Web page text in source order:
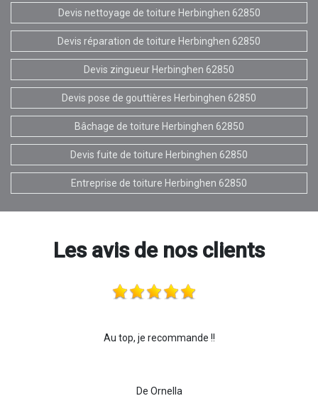
Devis nettoyage de toiture Herbinghen 62850
Devis réparation de toiture Herbinghen 62850
Devis zingueur Herbinghen 62850
Devis pose de gouttières Herbinghen 62850
Bâchage de toiture Herbinghen 62850
Devis fuite de toiture Herbinghen 62850
Entreprise de toiture Herbinghen 62850
Les avis de nos clients
Au top, je recommande !!
De Ornella